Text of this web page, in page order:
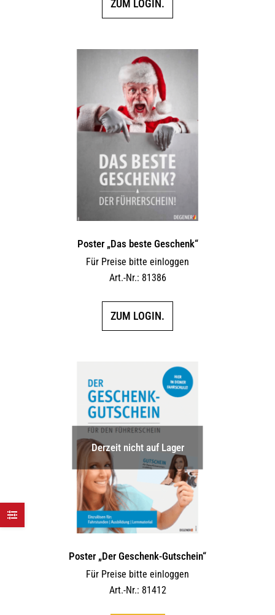
ZUM LOGIN.
Poster „Das beste Geschenk“
Für Preise bitte einloggen
Art.-Nr.: 81386
ZUM LOGIN.
Derzeit nicht auf Lager
Poster „Der Geschenk-Gutschein“
Für Preise bitte einloggen
Art.-Nr.: 81412